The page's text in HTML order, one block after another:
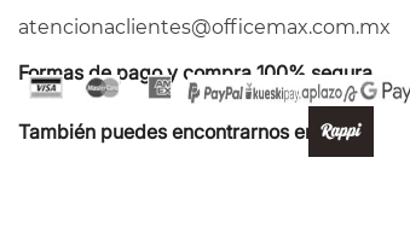
atencionaclientes@officemax.com.mx
Formas de pago y compra 100% segura
También puedes encontrarnos en: